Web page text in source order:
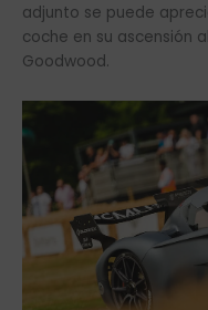
adjunto se puede
coche en su ascensión
Goodwood.